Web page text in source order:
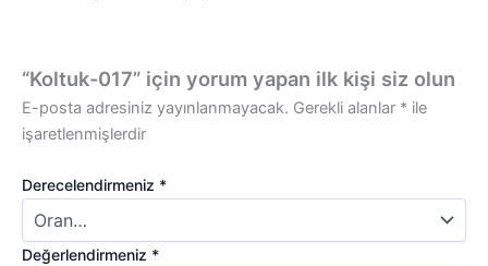
“Koltuk-017” için yorum yapan ilk kişi siz olun
E-posta adresiniz yayınlanmayacak. Gerekli alanlar * ile
işaretlenmişlerdir
Derecelendirmeniz *
Değerlendirmeniz *